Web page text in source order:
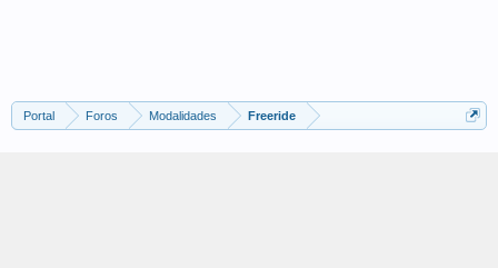
Portal Foros Modalidades Freeride